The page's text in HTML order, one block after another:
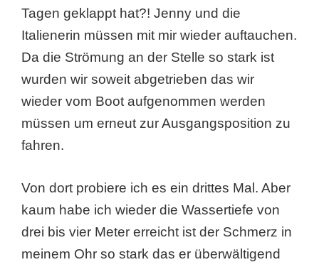
Tagen geklappt hat?! Jenny und die
Italienerin müssen mit mir wieder auftauchen.
Da die Strömung an der Stelle so stark ist
wurden wir soweit abgetrieben das wir
wieder vom Boot aufgenommen werden
müssen um erneut zur Ausgangsposition zu
fahren.
Von dort probiere ich es ein drittes Mal. Aber
kaum habe ich wieder die Wassertiefe von
drei bis vier Meter erreicht ist der Schmerz in
meinem Ohr so stark das er überwältigend